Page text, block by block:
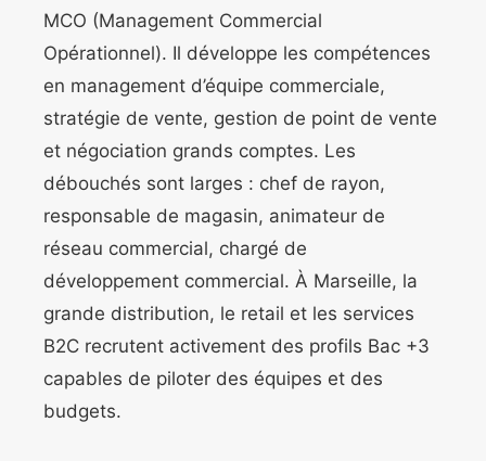
MCO (Management Commercial
Opérationnel). Il développe les compétences
en management d’équipe commerciale,
stratégie de vente, gestion de point de vente
et négociation grands comptes. Les
débouchés sont larges : chef de rayon,
responsable de magasin, animateur de
réseau commercial, chargé de
développement commercial. À Marseille, la
grande distribution, le retail et les services
B2C recrutent activement des profils Bac +3
capables de piloter des équipes et des
budgets.